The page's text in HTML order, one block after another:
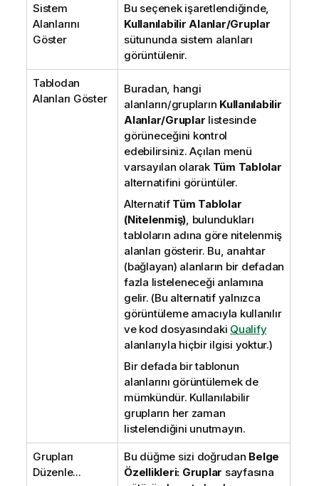
Sistem
Alanlarını
Göster
Bu seçenek işaretlendiğinde,
Kullanılabilir Alanlar/Gruplar
sütununda sistem alanları
görüntülenir.
Tablodan
Alanları Göster
Buradan, hangi
alanların/grupların Kullanılabilir
Alanlar/Gruplar listesinde
görüneceğini kontrol
edebilirsiniz. Açılan menü
varsayılan olarak Tüm Tablolar
alternatifini görüntüler.
Alternatif Tüm Tablolar
(Nitelenmiş) , bulundukları
tabloların adına göre nitelenmiş
alanları gösterir. Bu, anahtar
(bağlayan) alanların bir defadan
fazla listeleneceği anlamına
gelir. (Bu alternatif yalnızca
görüntüleme amacıyla kullanılır
ve kod dosyasındaki Qualify
alanlarıyla hiçbir ilgisi yoktur.)
Bir defada bir tablonun
alanlarını görüntülemek de
mümkündür. Kullanılabilir
grupların her zaman
listelendiğini unutmayın.
Grupları
Düzenle...
Bu düğme sizi doğrudan Belge
Özellikleri: Gruplar sayfasına